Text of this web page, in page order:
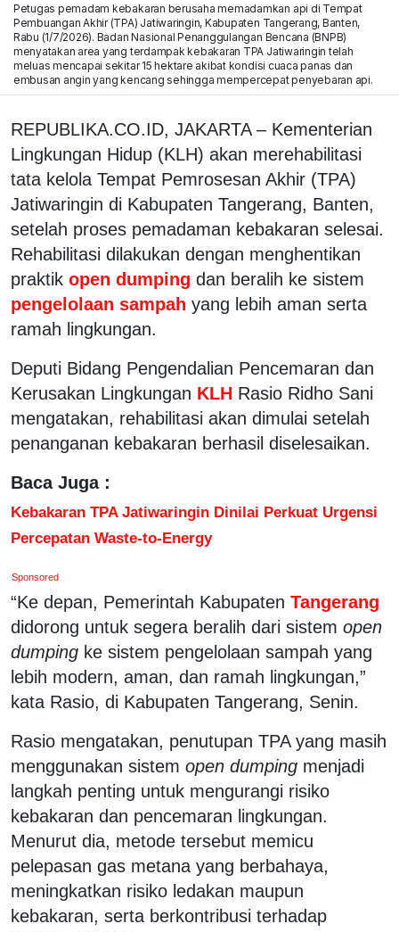
Petugas pemadam kebakaran berusaha memadamkan api di Tempat
Pembuangan Akhir (TPA) Jatiwaringin, Kabupaten Tangerang, Banten,
Rabu (1/7/2026). Badan Nasional Penanggulangan Bencana (BNPB)
menyatakan area yang terdampak kebakaran TPA Jatiwaringin telah
meluas mencapai sekitar 15 hektare akibat kondisi cuaca panas dan
embusan angin yang kencang sehingga mempercepat penyebaran api.
REPUBLIKA.CO.ID, JAKARTA – Kementerian
Lingkungan Hidup (KLH) akan merehabilitasi
tata kelola Tempat Pemrosesan Akhir (TPA)
Jatiwaringin di Kabupaten Tangerang, Banten,
setelah proses pemadaman kebakaran selesai.
Rehabilitasi dilakukan dengan menghentikan
praktik open dumping dan beralih ke sistem
pengelolaan sampah yang lebih aman serta
ramah lingkungan.
Deputi Bidang Pengendalian Pencemaran dan
Kerusakan Lingkungan KLH Rasio Ridho Sani
mengatakan, rehabilitasi akan dimulai setelah
penanganan kebakaran berhasil diselesaikan.
Baca Juga :
Kebakaran TPA Jatiwaringin Dinilai Perkuat Urgensi
Percepatan Waste-to-Energy
Sponsored
“Ke depan, Pemerintah Kabupaten Tangerang
didorong untuk segera beralih dari sistem open
dumping ke sistem pengelolaan sampah yang
lebih modern, aman, dan ramah lingkungan,”
kata Rasio, di Kabupaten Tangerang, Senin.
Rasio mengatakan, penutupan TPA yang masih
menggunakan sistem open dumping menjadi
langkah penting untuk mengurangi risiko
kebakaran dan pencemaran lingkungan.
Menurut dia, metode tersebut memicu
pelepasan gas metana yang berbahaya,
meningkatkan risiko ledakan maupun
kebakaran, serta berkontribusi terhadap